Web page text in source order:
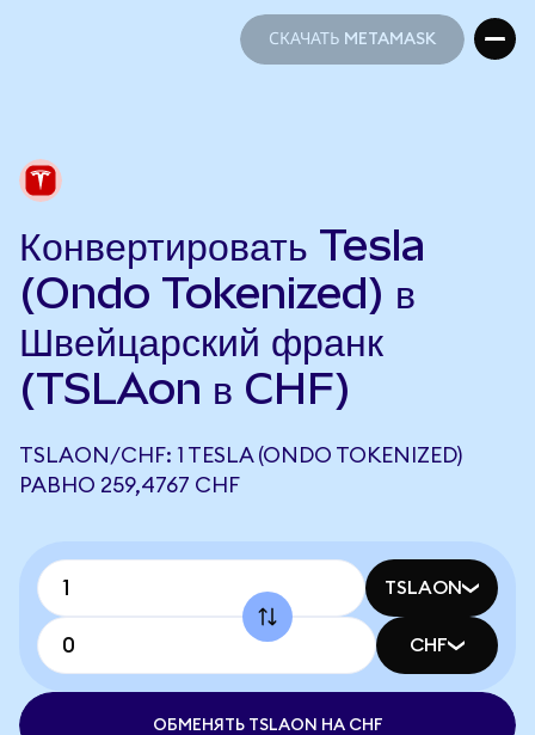
СКАЧАТЬ METAMASK
Конвертировать Tesla
(Ondo Tokenized) в
Швейцарский франк
(TSLAon в CHF)
TSLAON/CHF: 1 TESLA (ONDO TOKENIZED)
РАВНО 259,4767 CHF
TSLAON
CHF
ОБМЕНЯТЬ TSLAON НА CHF